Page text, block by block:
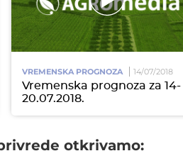
VREMENSKA PROGNOZA 14/07/2018
Vremenska prognoza za 14-
20.07.2018.
otkrivamo: